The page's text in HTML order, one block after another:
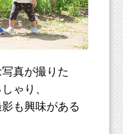
真が撮りた
ゃり、
も興味がある